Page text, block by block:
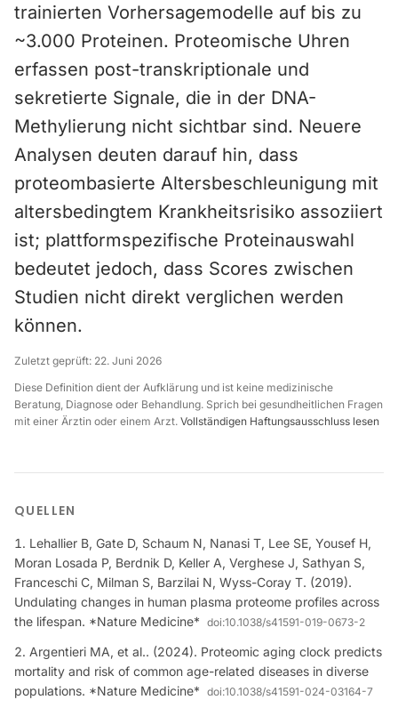
trainierten Vorhersagemodelle auf bis zu
~3.000 Proteinen. Proteomische Uhren
erfassen post-transkriptionale und
sekretierte Signale, die in der DNA-
Methylierung nicht sichtbar sind. Neuere
Analysen deuten darauf hin, dass
proteombasierte Altersbeschleunigung mit
altersbedingtem Krankheitsrisiko assoziiert
ist; plattformspezifische Proteinauswahl
bedeutet jedoch, dass Scores zwischen
Studien nicht direkt verglichen werden
können.
Zuletzt geprüft: 22. Juni 2026
Diese Definition dient der Aufklärung und ist keine medizinische
Beratung, Diagnose oder Behandlung. Sprich bei gesundheitlichen Fragen
mit einer Ärztin oder einem Arzt. Vollständigen Haftungsausschluss lesen
QUELLEN
Lehallier B, Gate D, Schaum N, Nanasi T, Lee SE, Yousef H,
Moran Losada P, Berdnik D, Keller A, Verghese J, Sathyan S,
Franceschi C, Milman S, Barzilai N, Wyss-Coray T. (2019).
Undulating changes in human plasma proteome profiles across
the lifespan. *Nature Medicine* doi:10.1038/s41591-019-0673-2
Argentieri MA, et al.. (2024). Proteomic aging clock predicts
mortality and risk of common age-related diseases in diverse
populations. *Nature Medicine* doi:10.1038/s41591-024-03164-7